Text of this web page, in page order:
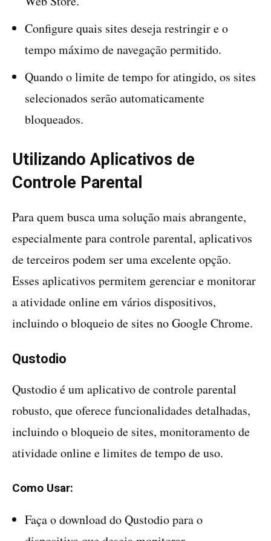
Configure quais sites deseja restringir e o
tempo máximo de navegação permitido.
Quando o limite de tempo for atingido, os sites
selecionados serão automaticamente
bloqueados.
Utilizando Aplicativos de
Controle Parental
Para quem busca uma solução mais abrangente,
especialmente para controle parental, aplicativos
de terceiros podem ser uma excelente opção.
Esses aplicativos permitem gerenciar e monitorar
a atividade online em vários dispositivos,
incluindo o bloqueio de sites no Google Chrome.
Qustodio
Qustodio é um aplicativo de controle parental
robusto, que oferece funcionalidades detalhadas,
incluindo o bloqueio de sites, monitoramento de
atividade online e limites de tempo de uso.
Como Usar:
Faça o download do Qustodio para o